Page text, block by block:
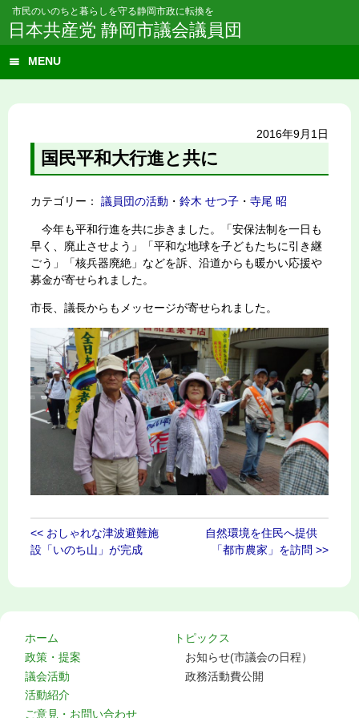
市民のいのちと暮らしを守る静岡市政に転換を
日本共産党 静岡市議会議員団
MENU
2016年9月1日
国民平和大行進と共に
カテゴリー： 議員団の活動 ・ 鈴木 せつ子 ・ 寺尾 昭
今年も平和行進を共に歩きました。「安保法制を一日も
早く、廃止させよう」「平和な地球を子どもたちに引き継
ごう」「核兵器廃絶」などを訴、沿道からも暖かい応援や
募金が寄せられました。
市長、議長からもメッセージが寄せられました。
<< おしゃれな津波避難施
設「いのち山」が完成
自然環境を住民へ提供
「都市農家」を訪問 >>
ホーム
政策・提案
議会活動
活動紹介
ご意見・お問い合わせ
トピックス
お知らせ(市議会の日程）
政務活動費公開